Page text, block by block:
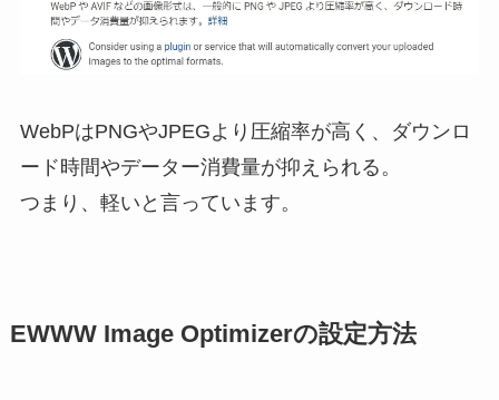
WebPはPNGやJPEGより圧縮率が高く、ダウンロ
ード時間やデーター消費量が抑えられる。
つまり、軽いと言っています。
EWWW Image Optimizerの設定方法